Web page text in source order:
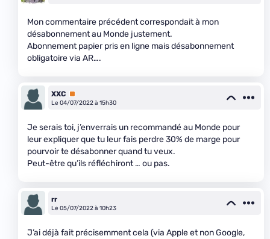
Mon commentaire précédent correspondait à mon
désabonnement au Monde justement.
Abonnement papier pris en ligne mais désabonnement
obligatoire via AR….
XXC Premium
Le 04/07/2022 à 15h30
Je serais toi, j’enverrais un recommandé au Monde pour
leur expliquer que tu leur fais perdre 30% de marge pour
pourvoir te désabonner quand tu veux.
Peut-être qu’ils réfléchiront … ou pas.
rr
Le 05/07/2022 à 10h23
J’ai déjà fait précisemment cela (via Apple et non Google,